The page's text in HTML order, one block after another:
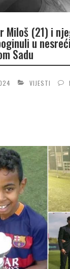
Miloš (21) i
u
Sadu
VIJESTI